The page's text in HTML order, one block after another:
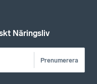
Näringsliv
Prenumerera